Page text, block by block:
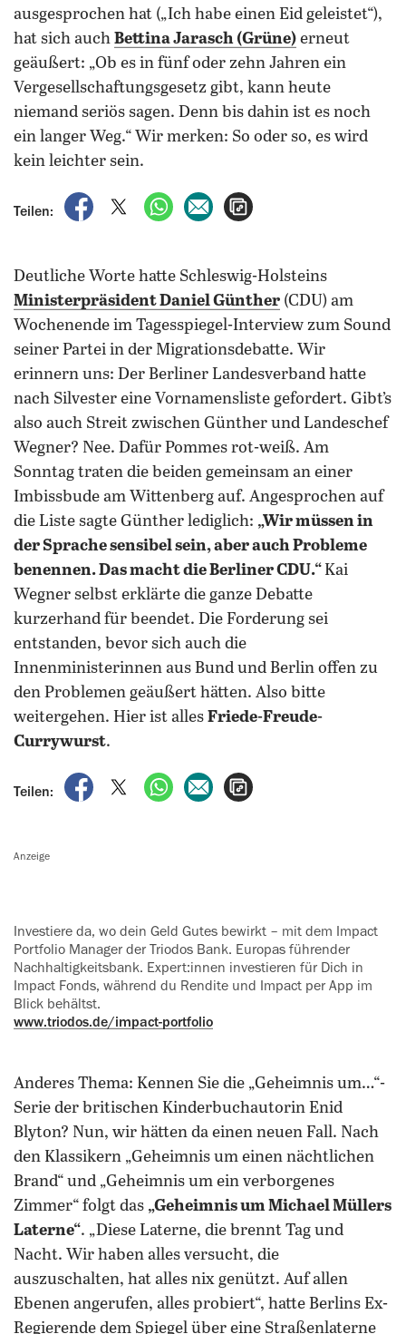
ausgesprochen hat („Ich habe einen Eid geleistet“),
hat sich auch Bettina Jarasch (Grüne) erneut
geäußert: „Ob es in fünf oder zehn Jahren ein
Vergesellschaftungsgesetz gibt, kann heute
niemand seriös sagen. Denn bis dahin ist es noch
ein langer Weg.“ Wir merken: So oder so, es wird
kein leichter sein.
Teilen:
auf Facebook teilen
auf X teilenper WhatsApp teilen
per E-Mail teilen
Deutliche Worte hatte Schleswig-Holsteins
Ministerpräsident Daniel Günther (CDU) am
Wochenende im Tagesspiegel-Interview zum Sound
seiner Partei in der Migrationsdebatte. Wir
erinnern uns: Der Berliner Landesverband hatte
nach Silvester eine Vornamensliste gefordert. Gibt’s
also auch Streit zwischen Günther und Landeschef
Wegner? Nee. Dafür Pommes rot-weiß. Am
Sonntag traten die beiden gemeinsam an einer
Imbissbude am Wittenberg auf. Angesprochen auf
die Liste sagte Günther lediglich: „Wir müssen in
der Sprache sensibel sein, aber auch Probleme
benennen. Das macht die Berliner CDU.“ Kai
Wegner selbst erklärte die ganze Debatte
kurzerhand für beendet. Die Forderung sei
entstanden, bevor sich auch die
Innenministerinnen aus Bund und Berlin offen zu
den Problemen geäußert hätten. Also bitte
weitergehen. Hier ist alles Friede-Freude-
Currywurst.
Teilen:
auf Facebook teilen
auf X teilenper WhatsApp teilen
per E-Mail teilen
Anzeige
Portfolio Manager der Triodos Bank. Europas führender
Nachhaltigkeitsbank. Expert:innen investieren für Dich in
Impact Fonds, während du Rendite und Impact per App im
Blick behältst.
www.triodos.de/impact-portfolio
Anderes Thema: Kennen Sie die „Geheimnis um…“-
Serie der britischen Kinderbuchautorin Enid
Blyton? Nun, wir hätten da einen neuen Fall. Nach
den Klassikern „Geheimnis um einen nächtlichen
Brand“ und „Geheimnis um ein verborgenes
Zimmer“ folgt das „Geheimnis um Michael Müllers
Laterne“. „Diese Laterne, die brennt Tag und
Nacht. Wir haben alles versucht, die
auszuschalten, hat alles nix genützt. Auf allen
Ebenen angerufen, alles probiert“, hatte Berlins Ex-
Regierende dem Spiegel über eine Straßenlaterne